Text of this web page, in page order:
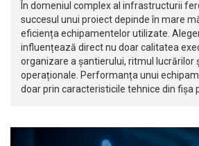
În domeniul complex al infrastructurii
succesul unui proiect depinde în mare
eficiența echipamentelor utilizate.
influențează direct nu doar calitatea
organizare a șantierului, ritmul lucrărilor
operaționale. Performanța unui
doar prin caracteristicile tehnice din fișa